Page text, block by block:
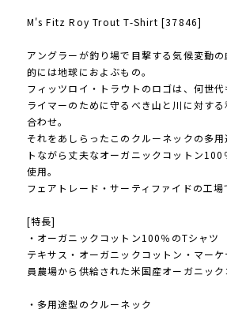
M's Fitz Roy Trout T-Shirt [37846]
アングラーが釣り場で目撃する気候変動
的には地球におよぶもの。
フィッツロイ・トラウトのロゴは、何世
ライマーのために守るべき山と川に対す
合わせ。
それをあしらったこのクルーネックの多
トながら丈夫なオーガニックコットン100
使用。
フェアトレード・サーティファイドの工場
[特長]
・オーガニックコットン100％のTシャツ
テキサス・オーガニックコットン・マー
員農場から供給された米国産オーガニッ
・多用途型のクルーネック